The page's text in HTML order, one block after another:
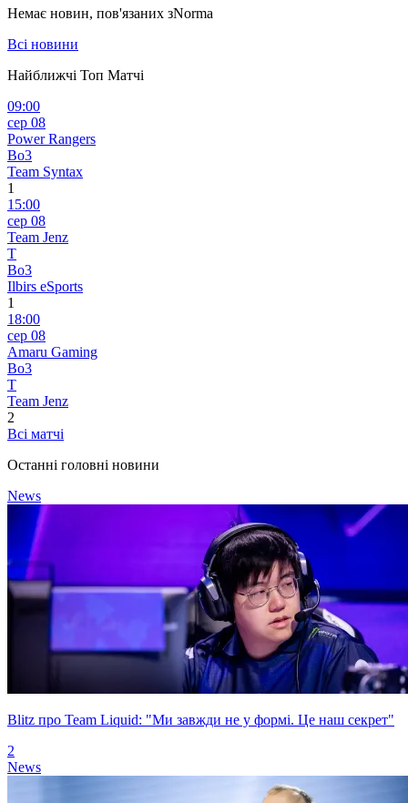
Немає новин, пов'язаних зNorma
Всі новини
Найближчі Топ Матчі
09:00
сер 08
Power Rangers
Bo3
Team Syntax
1
15:00
сер 08
Team Jenz
T
Bo3
Ilbirs eSports
1
18:00
сер 08
Amaru Gaming
Bo3
T
Team Jenz
2
Всі матчі
Останні головні новини
News
Blitz про Team Liquid: "Ми завжди не у формі. Це наш секрет"
2
News